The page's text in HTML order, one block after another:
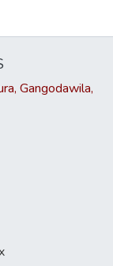
Gangodawila,